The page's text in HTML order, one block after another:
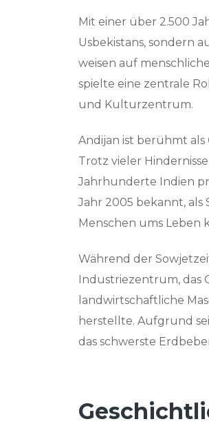
Mit einer über 2.500
Usbekistans, sondern
weisen auf
spielte eine zentrale
und Kulturzentrum.
Andijan ist berühmt
Trotz vieler
Jahrhunderte Indien
Jahr 2005 bekannt,
Menschen ums Leben
Während der
Industriezentrum, das
landwirtschaftliche
herstellte. Aufgrund
das schwerste